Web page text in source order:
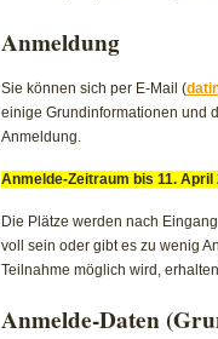
Anmeldung
Sie können sich per E-Mail (
einige Grundinformationen und
Anmeldung.
Anmelde-Zeitraum bis 11. April
Die Plätze werden nach
voll sein oder gibt es zu wenig
Teilnahme möglich wird,
Anmelde-Daten